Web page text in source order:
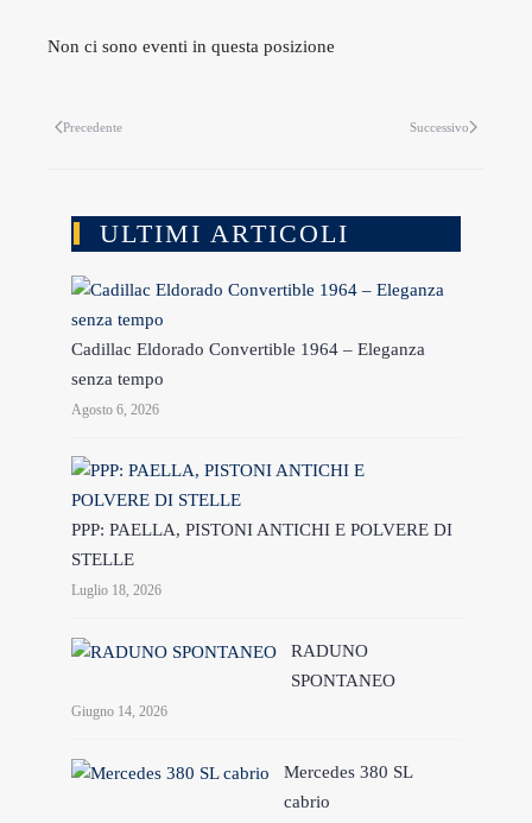
Non ci sono eventi in questa posizione
Precedente Successivo
ULTIMI ARTICOLI
Cadillac Eldorado Convertible 1964 – Eleganza
senza tempo
Agosto 6, 2026
PPP: PAELLA, PISTONI ANTICHI E POLVERE DI
STELLE
Luglio 18, 2026
RADUNO
SPONTANEO
Giugno 14, 2026
Mercedes 380 SL
cabrio